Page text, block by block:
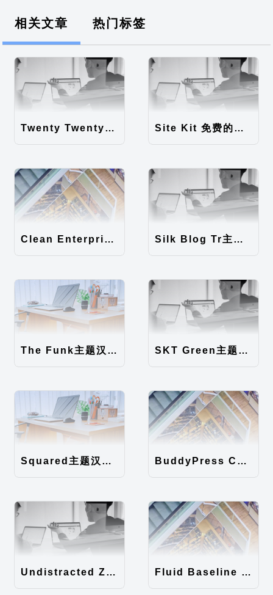
相关文章 热门标签
Twenty Twenty-Five 免费的WordPress内容主题 Site Kit 免费的WordPress数据统计插件
Clean Enterprise主题汉化包 Silk Blog Tr主题汉化包
The Funk主题汉化包 SKT Green主题汉化包
Squared主题汉化包 BuddyPress Colours主题汉化包
Undistracted Zen主题汉化包 Fluid Baseline Grid主题汉化包